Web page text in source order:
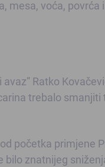
mesa, voća,
avaz” Ratko
trebalo
početka primjene
bilo znatnijeg